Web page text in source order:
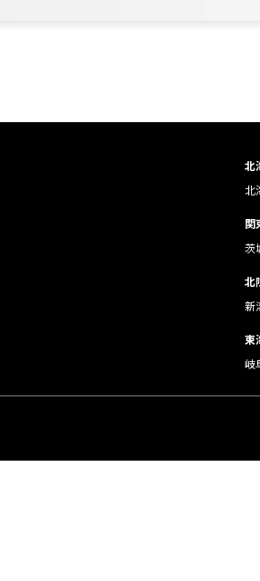
北
北
関
茨
北
新
東
岐